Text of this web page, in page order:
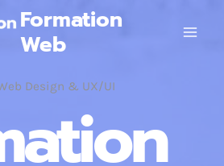
Formation
Web
Design & UX/UI